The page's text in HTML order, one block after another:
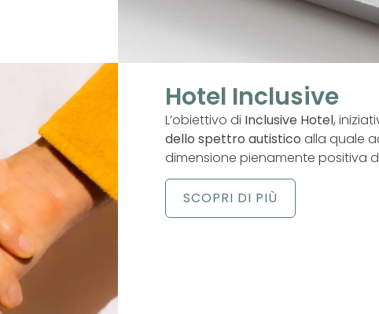
Hotel Inclusive
L’obiettivo di Inclusive Hotel,
dello spettro autistico alla quale
dimensione pienamente positiva
SCOPRI DI PIÙ